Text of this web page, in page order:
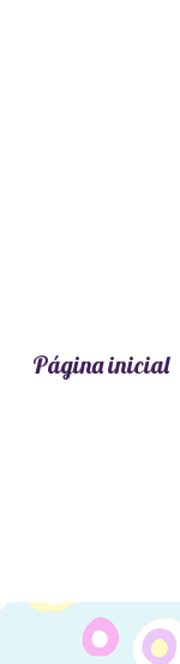
Página inicial